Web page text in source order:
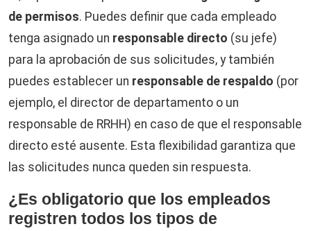
de permisos. Puedes definir que cada empleado
tenga asignado un responsable directo (su jefe)
para la aprobación de sus solicitudes, y también
puedes establecer un responsable de respaldo (por
ejemplo, el director de departamento o un
responsable de RRHH) en caso de que el responsable
directo esté ausente. Esta flexibilidad garantiza que
las solicitudes nunca queden sin respuesta.
¿Es obligatorio que los empleados
registren todos los tipos de